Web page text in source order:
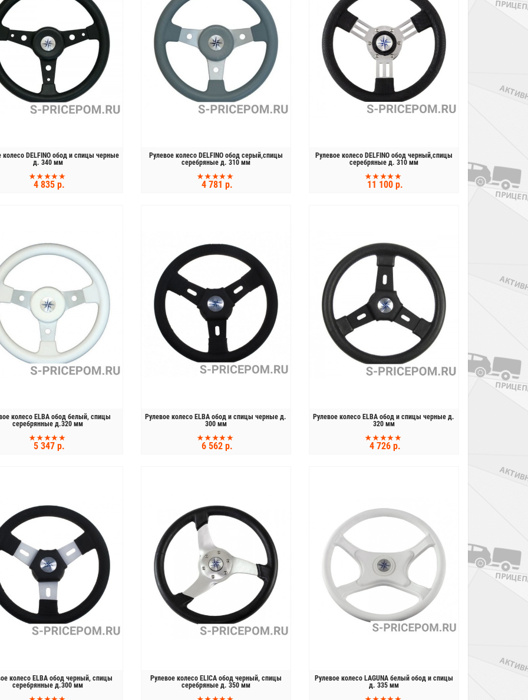
колесо DELFINO обод и спицы черные
д. 340 мм
4 835 р.
Рулевое колесо DELFINO обод серый,спицы
серебряные д. 310 мм
4 781 р.
Рулевое колесо DELFINO обод черный,спицы
серебряные д. 310 мм
11 100 р.
колесо ELBA обод белый, спицы
серебрянные д.320 мм
5 347 р.
Рулевое колесо ELBA обод и спицы черные д.
300 мм
6 562 р.
Рулевое колесо ELBA обод и спицы черные д.
320 мм
4 726 р.
колесо ELBA обод черный, спицы
серебрянные д.300 мм
Рулевое колесо ELICA обод черный, спицы
серебряные д. 350 мм
Рулевое колесо LAGUNA белый обод и спицы
д. 335 мм